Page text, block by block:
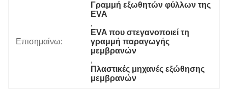
Επισημαίνω:
Γραμμή εξωθητών φύλλων της
EVA
,
EVA που στεγανοποιεί τη
γραμμή παραγωγής
μεμβρανών
,
Πλαστικές μηχανές εξώθησης
μεμβρανών